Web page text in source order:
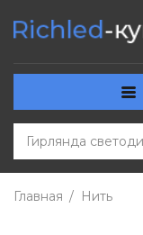
Главная Нить